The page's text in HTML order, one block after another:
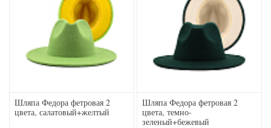
Шляпа Федора фетровая 2
цвета, салатовый+желтый
Шляпа Федора фетровая 2
цвета, темно-
зеленый+бежевый